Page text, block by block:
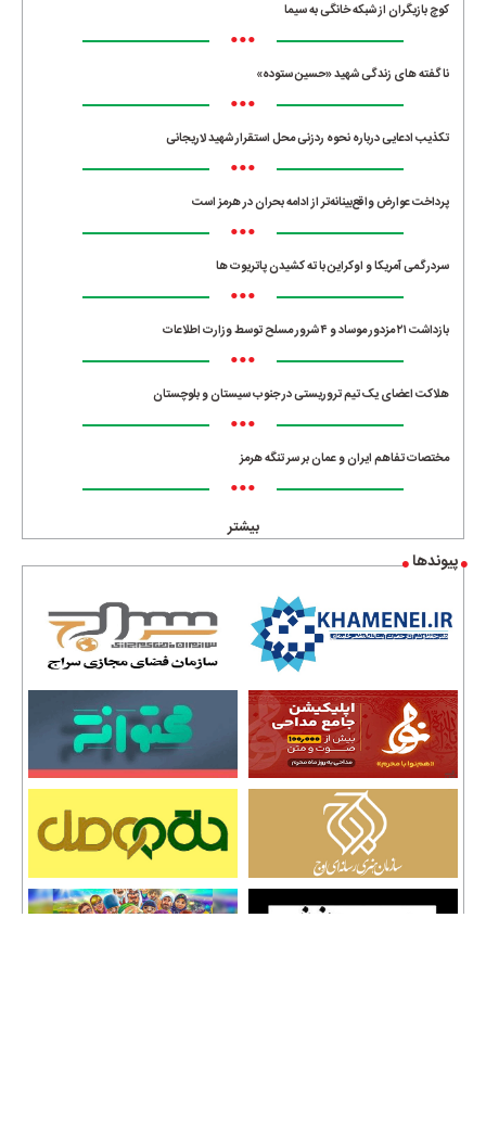
کوچ بازیگران از شبکه خانگی به سیما
•••
ناگفته های زندگی شهید «حسین ستوده»
•••
تکذیب ادعایی درباره نحوه ردزنی محل استقرار شهید لاریجانی
•••
پرداخت عوارض واقع‌بینانه‌تر از ادامه بحران در هرمز است
•••
سردرگمی آمریکا و اوکراین با ته کشیدن پاتریوت ها
•••
بازداشت ۲۱ مزدور موساد و ۴ شرور مسلح توسط وزارت اطلاعات
•••
هلاکت اعضای یک تیم تروریستی در جنوب سیستان و بلوچستان
•••
مختصات تفاهم ایران و عمان بر سر تنگه هرمز
•••
بیشتر
پیوندها